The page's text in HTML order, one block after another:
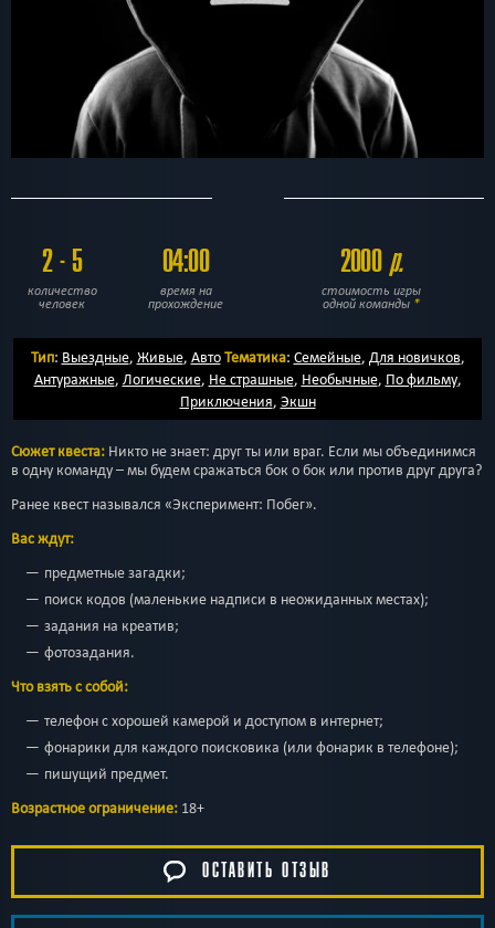
2 - 5
количество
человек
04:00
время на
прохождение
2000 р.
стоимость игры
одной команды *
Тип: Выездные, Живые, АвтоТематика: Семейные, Для новичков,
Антуражные, Логические, Не страшные, Необычные, По фильму,
Приключения, Экшн
Сюжет квеста: Никто не знает: друг ты или враг. Если мы объединимся
в одну команду – мы будем сражаться бок о бок или против друг друга?
Ранее квест назывался «Эксперимент: Побег».
Вас ждут:
предметные загадки;
поиск кодов (маленькие надписи в неожиданных местах);
задания на креатив;
фотозадания.
Что взять с собой:
телефон с хорошей камерой и доступом в интернет;
фонарики для каждого поисковика (или фонарик в телефоне);
пишущий предмет.
Возрастное ограничение: 18+
ОСТАВИТЬ ОТЗЫВ